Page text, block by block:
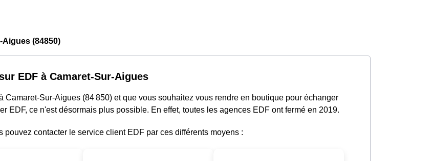
Aigues (84850)
EDF à Camaret-Sur-Aigues
Camaret-Sur-Aigues (84 850) et que vous souhaitez vous rendre en boutique pour échanger
EDF, ce n'est désormais plus possible. En effet, toutes les agences EDF ont fermé en 2019.
pouvez contacter le service client EDF par ces différents moyens :